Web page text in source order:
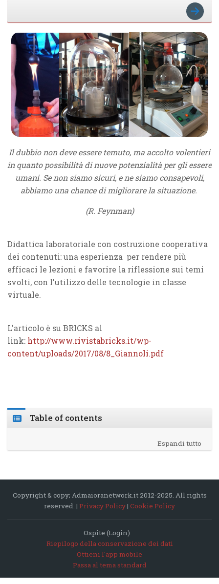
VAI
Il dubbio non deve essere temuto, ma accolto volentieri
in quanto possibilità di nuove potenzialità per gli essere
umani. Se non siamo sicuri, e ne siamo consapevoli,
abbiamo una chance di migliorare la situazione.
(R. Feynman)
Didattica laboratoriale con costruzione cooperativa
dei contenuti: una esperienza per rendere più
efficaci le lezioni e favorire la riflessione sui temi
svolti, con l'utilizzo delle tecnologie in classe
virtuale.
L'articolo è su BRICKS al
link: http://www.rivistabricks.it/wp-
content/uploads/2017/08/8_Giannoli.pdf
Table of contents
Espandi tutto
Home
Blog Didattica e valutazione
Progettare la didattica
Copyright & copy; Admaioranetwork.it 2012-2025. All rights
reserved. | Privacy Policy| Cookie Policy
Ospite (Login)
Riepilogo della conservazione dei dati
Ottieni l'app mobile
Passa al tema standard